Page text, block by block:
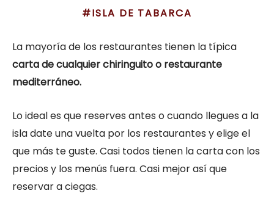
#ISLA DE TABARCA
La mayoría de los restaurantes tienen la típica
carta de cualquier chiringuito o restaurante
mediterráneo.
Lo ideal es que reserves antes o cuando llegues a la
isla date una vuelta por los restaurantes y elige el
que más te guste. Casi todos tienen la carta con los
precios y los menús fuera. Casi mejor así que
reservar a ciegas.